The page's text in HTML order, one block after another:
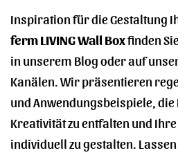
Inspiration für die Gestaltung
ferm LIVING Wall Boxfinden
in unserem Blog oder auf
Kanälen. Wir präsentieren
und Anwendungsbeispiele,
Kreativität zu entfalten und
individuell zu gestalten.